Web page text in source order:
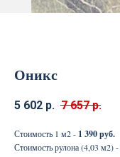
Оникс
5 602 р. 7 657 р.
Стоимость 1 м2 - 1 390 руб.
Стоимость рулона (4,03 м2) -